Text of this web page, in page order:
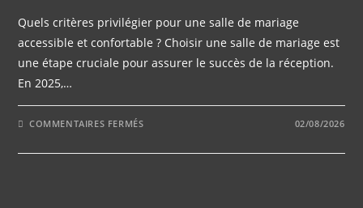
Quels critères privilégier pour une salle de mariage
accessible et confortable ? Choisir une salle de mariage est
une étape cruciale pour assurer le succès de la réception.
En 2025,…
COMMENTAIRES FERMÉSSUR
PRIVILÉGIER
02/08/2026